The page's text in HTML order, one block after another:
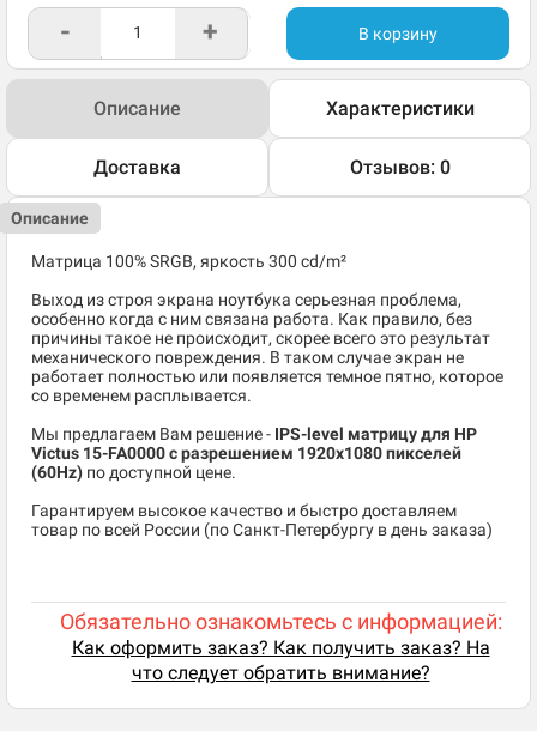
- + В корзину
Описание Характеристики
Доставка Отзывов: 0
Описание
Матрица 100% SRGB, яркость 300 cd/m²
Выход из строя экрана ноутбука серьезная проблема,
особенно когда с ним связана работа. Как правило, без
причины такое не происходит, скорее всего это результат
механического повреждения. В таком случае экран не
работает полностью или появляется темное пятно, которое
со временем расплывается.
Мы предлагаем Вам решение - IPS-level матрицу для HP
Victus 15-FA0000 c разрешением 1920x1080 пикселей
(60Hz) по доступной цене.
Гарантируем высокое качество и быстро доставляем
товар по всей России (по Санкт-Петербургу в день заказа)
Обязательно ознакомьтесь с информацией:
Как оформить заказ? Как получить заказ? На
что следует обратить внимание?